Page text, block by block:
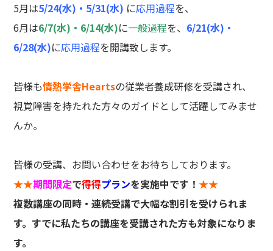
5月は5/24(水)・5/31(水) に応用過程を、
6月は6/7(水)・6/14(水)に一般過程を、 6/21(水)・
6/28(水)に応用過程を開講致します。
皆様も情熱学舎Heartsの従業者養成研修を受講され、
視覚障害を持たれた方々のガイドとして活躍してみませ
んか。
皆様の受講、お問い合わせをお待ちしております。
★★期間限定で得得プランを実施中です！ ★★
複数講座の同時・連続受講で大幅な割引を受けられま
す。 すでに私たちの講座を受講された方も対象になりま
す。